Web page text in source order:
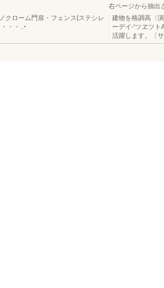
クローム門扉・フェンス{ステシレ
・・..•
右ページから抽出
建物を格調高〈
ーデイ-'ツヱツト
活躍します。〔